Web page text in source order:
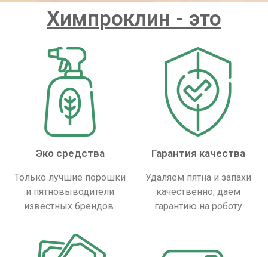
Химпроклин - это
Эко средства
Только лучшие порошки
и пятновыводители
известных брендов
Гарантия качества
Удаляем пятна и запахи
качественно, даем
гарантию на роботу